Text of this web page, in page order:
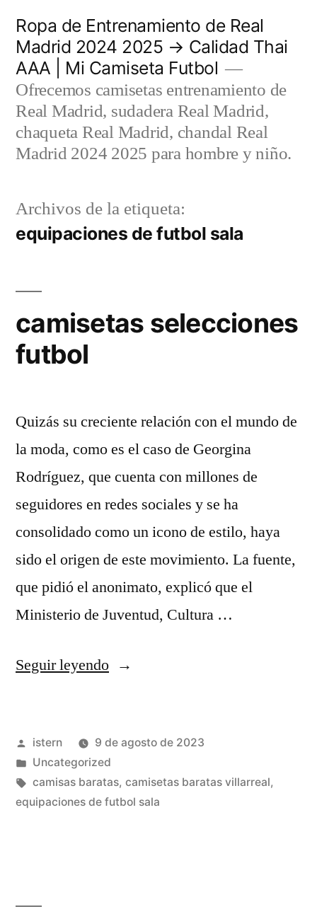
contenido
Ropa de Entrenamiento de Real
Madrid 2024 2025 → Calidad Thai
AAA | Mi Camiseta Futbol
Ofrecemos camisetas entrenamiento de
Real Madrid, sudadera Real Madrid,
chaqueta Real Madrid, chandal Real
Madrid 2024 2025 para hombre y niño.
Archivos de la etiqueta:
equipaciones de futbol sala
camisetas selecciones
futbol
Quizás su creciente relación con el mundo de
la moda, como es el caso de Georgina
Rodríguez, que cuenta con millones de
seguidores en redes sociales y se ha
consolidado como un icono de estilo, haya
sido el origen de este movimiento. La fuente,
que pidió el anonimato, explicó que el
Ministerio de Juventud, Cultura …
Seguir leyendo«camisetas
Publicado
por
istern
9 de agosto de 2023
Publicado
en
Uncategorized
Etiquetas:
camisas baratas, camisetas baratas villarreal,
equipaciones de futbol sala